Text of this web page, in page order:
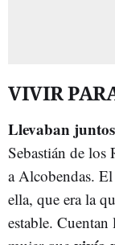
VIVIR
Llevaban
Sebastián de los
a Alcobendas.
ella, que era la
estable.